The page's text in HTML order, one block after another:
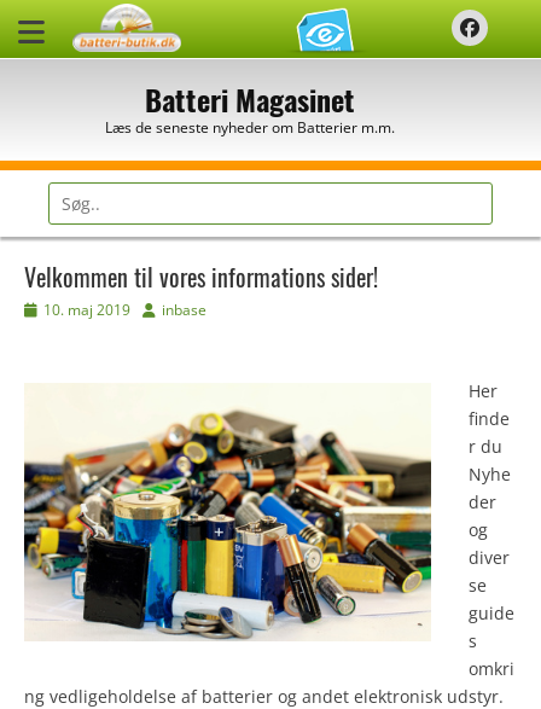
Batteri Magasinet
Læs de seneste nyheder om Batterier m.m.
Søg
efter:
Velkommen til vores informations sider!
Udgivet
10. maj 2019 Forfatter
inbase
Her
finde
r du
Nyhe
der
og
diver
se
guide
s
omkri
ng vedligeholdelse af batterier og andet elektronisk udstyr.